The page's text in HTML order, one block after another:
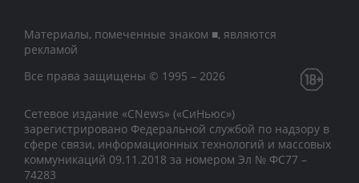
Материалы, помеченные знаком ■, являются
рекламой
Все права защищены © 1995 – 2026
Сетевое издание «CNews» («СиНьюс»)
зарегистрировано Федеральной службой по надзору в
сфере связи, информационных технологий и массовых
коммуникаций 09.11.2018 за номером Эл № ФС77 –
74283